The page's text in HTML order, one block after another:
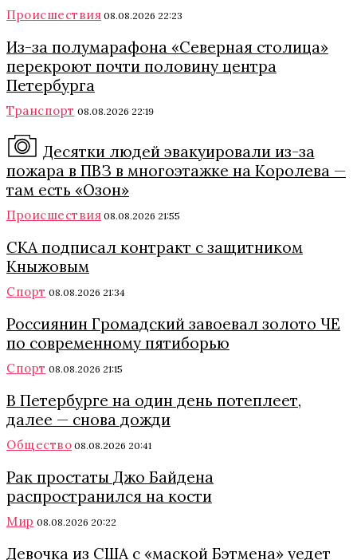
Происшествия 08.08.2026 22:23
Из-за полумарафона «Северная столица»
перекроют почти половину центра
Петербурга
Транспорт 08.08.2026 22:19
Десятки людей эвакуировали из-за
пожара в ПВЗ в многоэтажке на Королева —
там есть «Озон»
Происшествия 08.08.2026 21:55
СКА подписал контракт с защитником
Кныжовым
Спорт 08.08.2026 21:34
Россиянин Громадский завоевал золото ЧЕ
по современному пятиборью
Спорт 08.08.2026 21:15
В Петербурге на один день потеплеет,
далее — снова дожди
Общество 08.08.2026 20:41
Рак простаты Джо Байдена
распространился на кости
Мир 08.08.2026 20:22
Девочка из США с «маской Бэтмена» уедет